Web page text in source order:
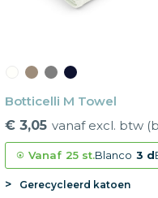
Botticelli M Towel
€ 3,05 vanaf excl. btw
Vanaf 25 st.Blanco 3 d
Gerecycleerd katoen